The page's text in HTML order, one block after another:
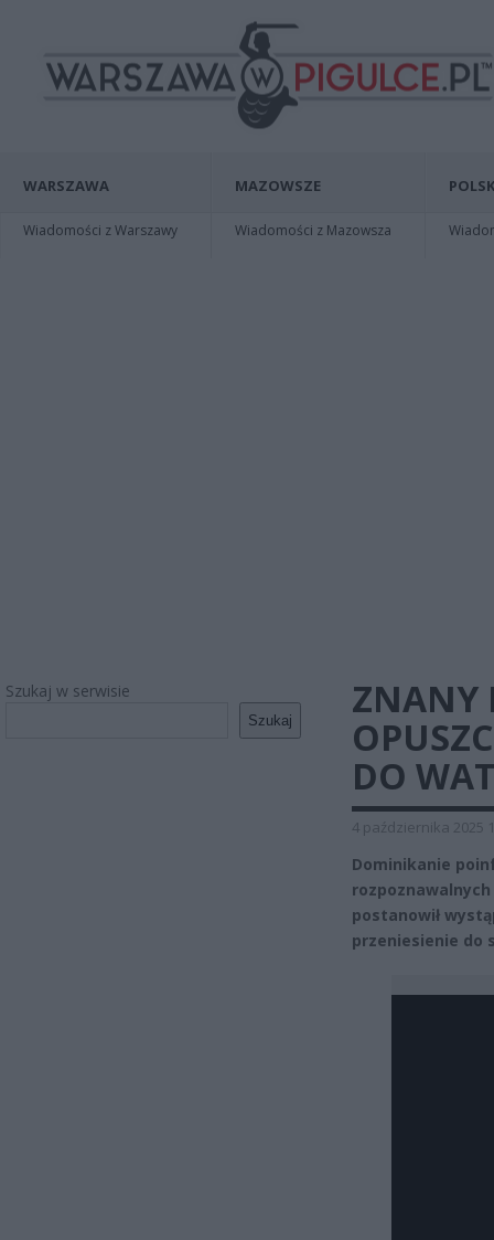
WARSZAWA
Wiadomości z Warszawy
MAZOWSZE
Wiadomości z Mazowsza
Szukaj w serwisie
Szukaj
ZNANY
DO
4 października 2025
Dominikanie
postanowił
przeniesienie do